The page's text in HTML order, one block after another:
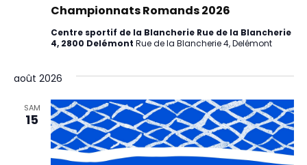
Championnats Romands 2026
Centre sportif de la Blancherie Rue de la Blancherie
4, 2800 Delémont Rue de la Blancherie 4, Delémont
août 2026
SAM
15